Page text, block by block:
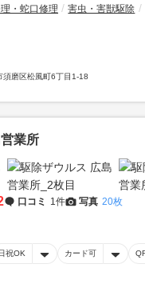
・蛇口修理
害虫・害獣駆除
須磨区松風町6丁目1-18
業所
口コミ 1件 写真 20枚
祝OK カード可